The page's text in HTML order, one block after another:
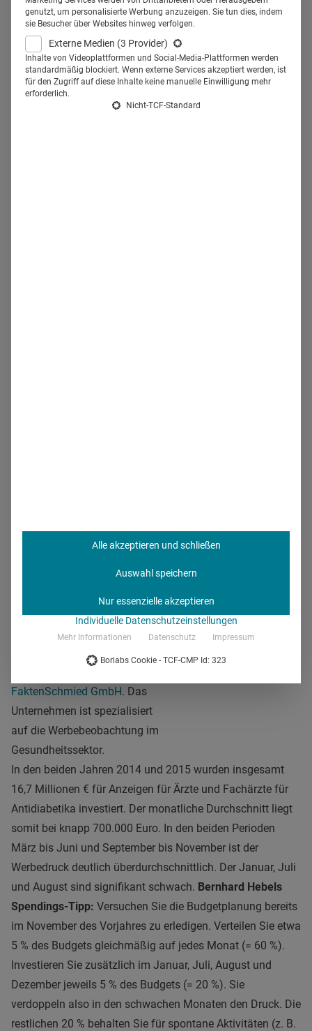
Jeden Monat verrät Bernhard Hebel, geschäftsführender
Gesellschafter der FaktenSchmied GmbH, einen
Spendings-Tipp für den Gesundheitssektor. Diesen
Monat:
Bernhard Hebel ist
geschäftsführender
FaktenSchmied GmbH. Das
Unternehmen ist spezialisiert
auf die Werbebeobachtung im
Gesundheitssektor.
In den beiden Jahren 2014 und 2015 wurden insgesamt
16,7 Millionen € für Anzeigen für Ärzte und Fachärzte für
Antidiabetika investiert. Der monatliche Durchschnitt liegt
somit bei knapp 700.000 Euro. In den beiden Perioden
März bis Juni und September bis November ist der
Werbedruck deutlich überdurchschnittlich. Der Januar, Juli
und August sind signifikant schwach. Bernhard Hebels
Spendings-Tipp: Versuchen Sie die Budgetplanung bereits
im November des Vorjahres zu erledigen. Verteilen Sie etwa
5 % des Budgets gleichmäßig auf jedes Monat (= 60 %).
Investieren Sie zusätzlich im Januar, Juli, August und
Dezember jeweils 5 % des Budgets (= 20 %). Sie
verdoppeln also in den schwachen Monaten den Druck. Die
restlichen 20 % behalten Sie für spontane Aktivitäten (z. B.
genutzt, um personalisierte Werbung anzuzeigen. Sie tun dies, indem
sie Besucher über Websites hinweg verfolgen.
Externe Medien (3 Provider)
Inhalte von Videoplattformen und Social-Media-Plattformen werden
standardmäßig blockiert. Wenn externe Services akzeptiert werden, ist
für den Zugriff auf diese Inhalte keine manuelle Einwilligung mehr
erforderlich.
Nicht-TCF-Standard
Alle akzeptieren und schließen
Auswahl speichern
Nur essenzielle akzeptieren
Individuelle Datenschutzeinstellungen
Mehr Informationen Datenschutz Impressum
Borlabs Cookie - TCF-CMP Id: 323